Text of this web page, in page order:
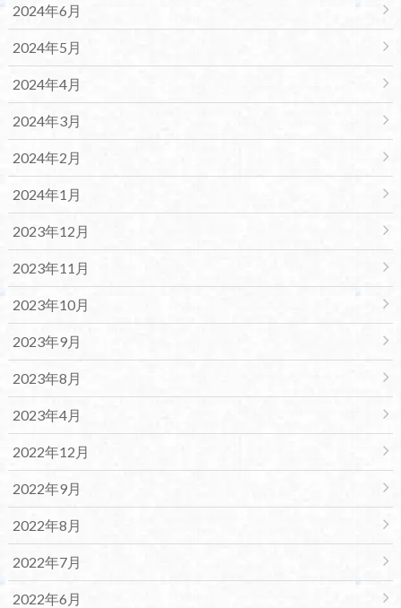
2024年6月
2024年5月
2024年4月
2024年3月
2024年2月
2024年1月
2023年12月
2023年11月
2023年10月
2023年9月
2023年8月
2023年4月
2022年12月
2022年9月
2022年8月
2022年7月
2022年6月